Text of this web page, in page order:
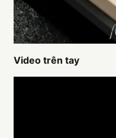
Video trên tay